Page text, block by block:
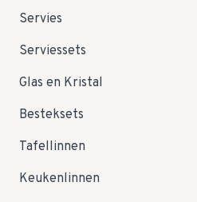
Servies
Serviessets
Glas en Kristal
Besteksets
Tafellinnen
Keukenlinnen